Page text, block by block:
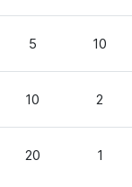
5 10
10 2
20 1